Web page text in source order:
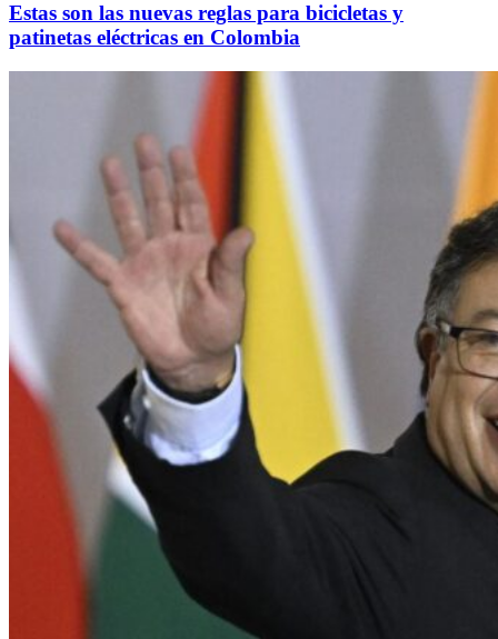
Estas son las nuevas reglas para bicicletas y
patinetas eléctricas en Colombia